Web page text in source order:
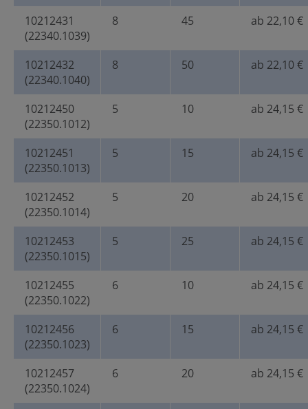
10212431
(22340.1039)
8 45 ab 22,10 €
10212432
(22340.1040)
8 50 ab 22,10 €
10212450
(22350.1012)
5 10 ab 24,15 €
10212451
(22350.1013)
5 15 ab 24,15 €
10212452
(22350.1014)
5 20 ab 24,15 €
10212453
(22350.1015)
5 25 ab 24,15 €
10212455
(22350.1022)
6 10 ab 24,15 €
10212456
(22350.1023)
6 15 ab 24,15 €
10212457
(22350.1024)
6 20 ab 24,15 €